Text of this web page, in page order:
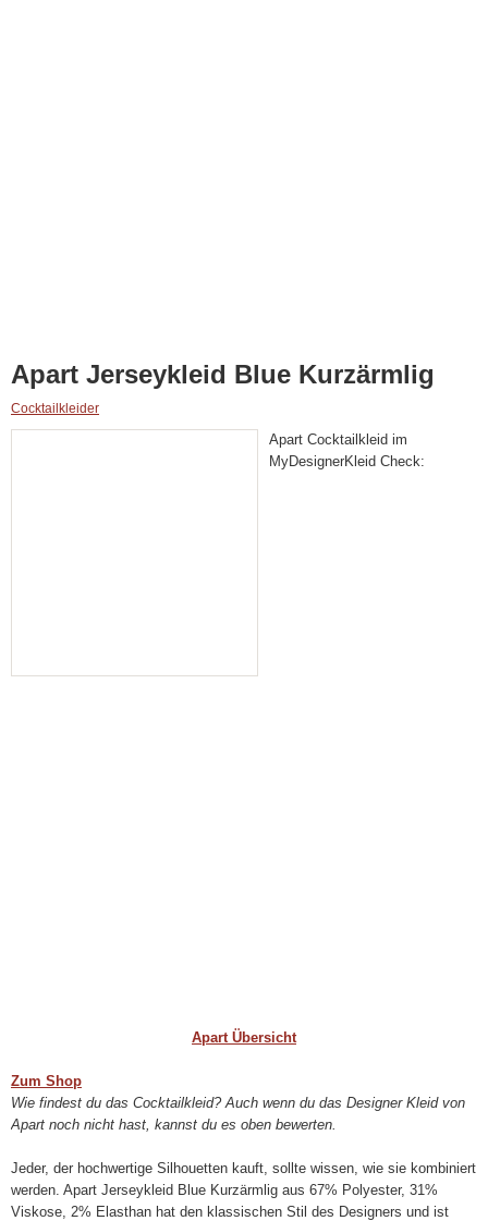
Apart Jerseykleid Blue Kurzärmlig
Cocktailkleider
Apart Cocktailkleid im
MyDesignerKleid Check:
Apart Übersicht
Zum Shop
Wie findest du das Cocktailkleid? Auch wenn du das Designer Kleid von
Apart noch nicht hast, kannst du es oben bewerten.
Jeder, der hochwertige Silhouetten kauft, sollte wissen, wie sie kombiniert
werden. Apart Jerseykleid Blue Kurzärmlig aus 67% Polyester, 31%
Viskose, 2% Elasthan hat den klassischen Stil des Designers und ist